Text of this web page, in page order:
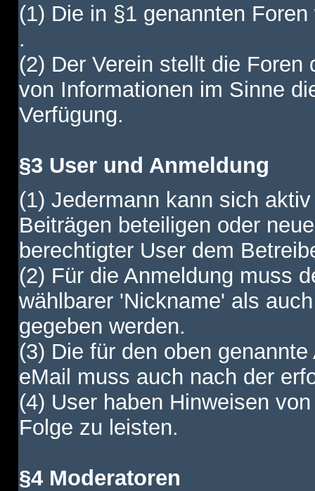
(1) Die in §1 genannten
.
(2) Der Verein stellt die
von Informationen im Sinne
Verfügung.
§3 User und Anmeldung
(1) Jedermann kann sich
Beiträgen beteiligen oder
berechtigter User dem
(2) Für die Anmeldung muss
wählbarer 'Nickname' als
gegeben werden.
(3) Die für den oben
eMail muss auch nach der
(4) User haben Hinweisen
Folge zu leisten.
§4 Moderatoren